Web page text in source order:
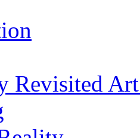
Revisited